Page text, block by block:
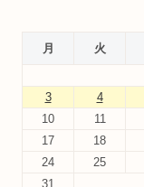
月 火
3
4
10
11
17
18
24
25
31